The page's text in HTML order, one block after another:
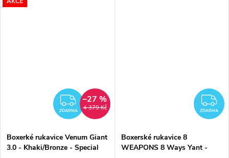
ZDARMA
ZDARMA 4 379 Kč
–27 %
Boxerké rukavice Venum Giant
3.0 - Khaki/Bronze - Special
ZDARMA
Boxerské rukavice 8
WEAPONS 8 Ways Yant -